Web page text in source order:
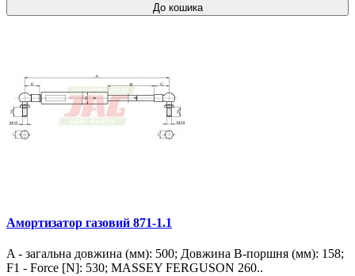
До кошика
Амортизатор газовий 871-1.1
A - загальна довжина (мм): 500; Довжина B-поршня (мм): 158;
F1 - Force [N]: 530; MASSEY FERGUSON 260..